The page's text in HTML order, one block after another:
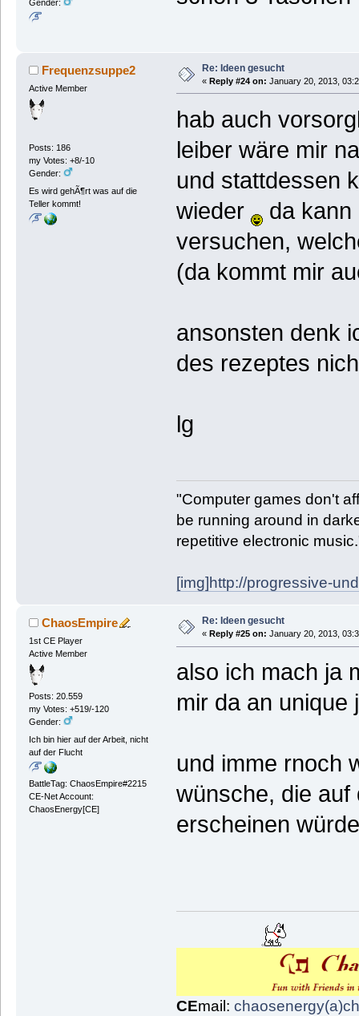
Gender:
Frequenzsuppe2
Active Member
Posts: 186
my Votes: +8/-10
Gender:
Es wird gehÃ¶rt was auf die
Teller kommt!
Re: Ideen gesucht
« Reply #24 on: January 20, 2013,
hab auch
leiber wäre mir
und stattdessen
wieder
da kann
versuchen,
(da kommt mir
ansonsten denk
des rezeptes
lg
"Computer games don't
be running around in
repetitive electronic
[img]http://progressive-
ChaosEmpire
1st CE Player
Active Member
Posts: 20.559
my Votes: +519/-120
Gender:
Ich bin hier auf der Arbeit, nicht
auf der Flucht
BattleTag: ChaosEmpire#2215
CE-Net Account:
ChaosEnergy[CE]
Re: Ideen gesucht
« Reply #25 on: January 20, 2013,
also ich mach ja
mir da an unique
und imme rnoch
wünsche, die auf
erscheinen
CEmail: